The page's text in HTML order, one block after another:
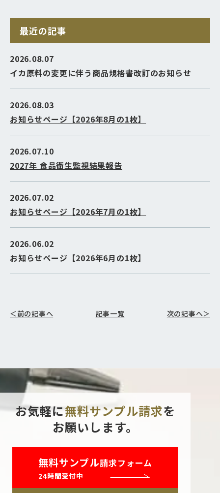
最近の記事
2026.08.07
イカ原料の変更に伴う商品規格書改訂のお知らせ
2026.08.03
お知らせページ【2026年8月の1枚】
2026.07.10
2027年 食品衛生監視結果報告
2026.07.02
お知らせページ【2026年7月の1枚】
2026.06.02
お知らせページ【2026年6月の1枚】
＜前の記事へ 記事一覧 次の記事へ＞
お気軽に無料サンプル請求を
お願いします。
無料サンプル請求フォーム
24時間受付中